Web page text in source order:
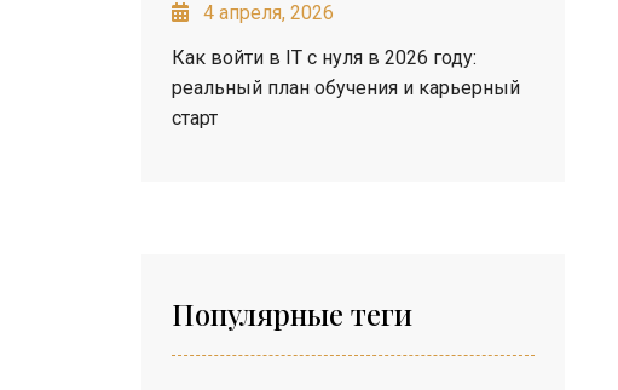
4 апреля, 2026
Как войти в IT с нуля в 2026 году:
реальный план обучения и карьерный
старт
Популярные теги